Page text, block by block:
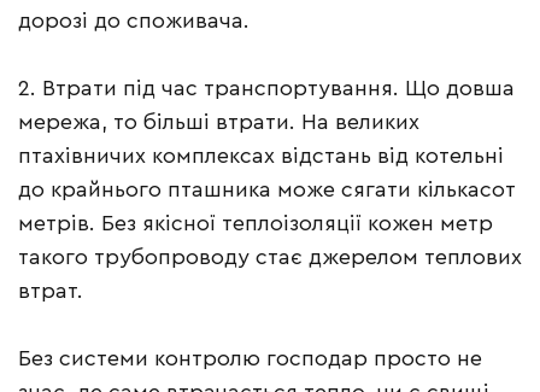
дорозі до споживача.
2. Втрати під час транспортування. Що довша
мережа, то більші втрати. На великих
птахівничих комплексах відстань від котельні
до крайнього пташника може сягати кількасот
метрів. Без якісної теплоізоляції кожен метр
такого трубопроводу стає джерелом теплових
втрат.
Без системи контролю господар просто не